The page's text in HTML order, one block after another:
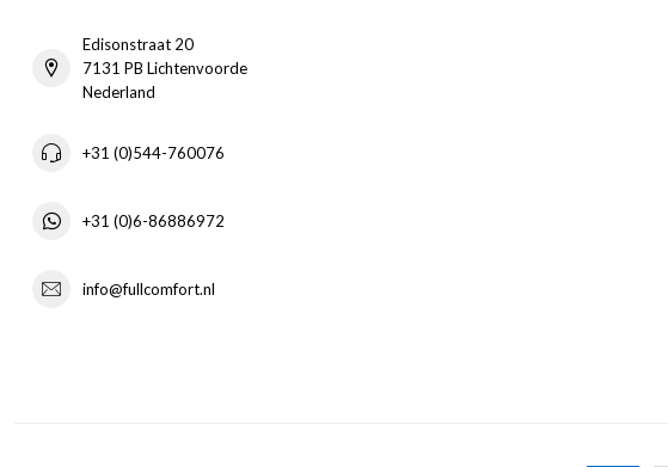
Edisonstraat 20
7131 PB Lichtenvoorde
Nederland
+31 (0)544-760076
+31 (0)6-86886972
info@fullcomfort.nl